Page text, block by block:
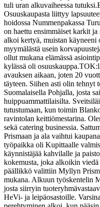
tuli uran alkuvaiheessa tutuksi.
Osuuskaupasta liittyy
hoidossa Nummenpakassa
on haettu ensimmäiset karkit
alkoi kertyä, muistan käyneeni
myymälästä usein
ollut mukana elämässä
kylässä oli osuuskauppa.
avauksen aikaan, joten 20
täyteen. Siihen asti olin tehnyt
Suomalaisella Pohjalla, josta
huippuammattilaisilta.
tutustumaan, kun toimin
ravintolan keittiömestarina.
sekä catering businessia.
Prismaan ja ala vaihtui
työpaikka oli Kupittaalle
käynnistäjää kahvilalle ja
kokemusta, joka alkoikin
päällikkö valittiin Myllyn
mukana. Alkuun työskentelin
josta siirryin
HeVi- ja leipäosastoille.